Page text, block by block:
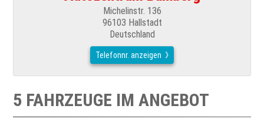
Michelinstr. 136
96103 Hallstadt
Deutschland
Telefonnr. anzeigen
5 FAHRZEUGE IM ANGEBOT